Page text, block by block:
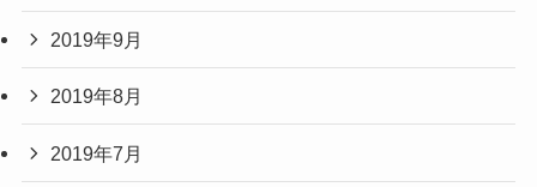
2019年9月
2019年8月
2019年7月